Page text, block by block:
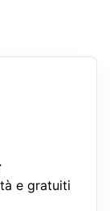
e gratuiti